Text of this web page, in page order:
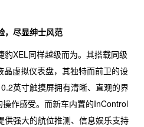
，尽显绅士风范
豹XEL同样越级而为。其搭载同级
虚拟仪表盘，其独特而前卫的设
英寸触摸屏拥有清晰、直观的界
作感受。而新车内置的InControl
供强大的航位推测、信息娱乐支持